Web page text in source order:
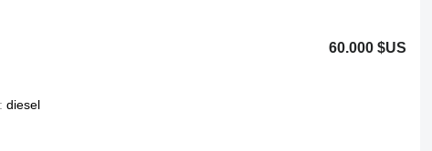
60.000 $US
diesel